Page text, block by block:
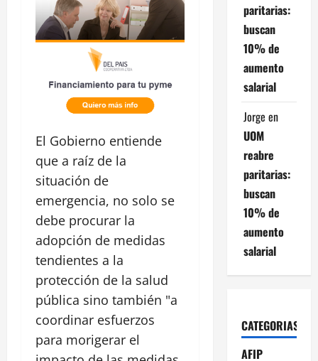
El Gobierno entiende
que a raíz de la
situación de
emergencia, no solo se
debe procurar la
adopción de medidas
tendientes a la
protección de la salud
pública sino también "a
coordinar esfuerzos
para morigerar el
paritarias:
buscan
10% de
aumento
salarial
Jorge en
UOM
reabre
paritarias:
buscan
10% de
aumento
salarial
CATEGORIAS
AFIP